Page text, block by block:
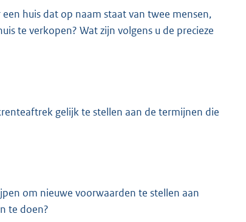
huis dat op naam staat van twee mensen,
te verkopen? Wat zijn volgens u de precieze
gelijk te stellen aan de termijnen die
om nieuwe voorwaarden te stellen aan
te doen?